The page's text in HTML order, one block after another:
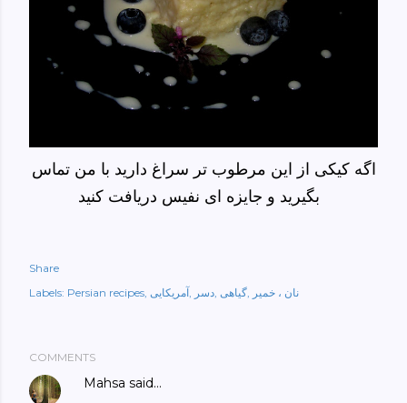
اگه کیکی از این مرطوب تر سراغ دارید با من تماس
Share
Labels: Persian recipes آمریکایی دسر گیاهی نان ، خمیر
COMMENTS
Mahsa said…